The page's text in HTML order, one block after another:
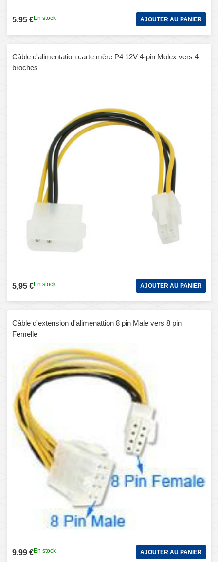
5,95 €En stock AJOUTER AU PANIER
Câble d'alimentation carte mère P4 12V 4-pin Molex vers 4
broches
5,95 €En stock AJOUTER AU PANIER
Câble d'extension d'alimenattion 8 pin Male vers 8 pin
Femelle
9,99 €En stock AJOUTER AU PANIER